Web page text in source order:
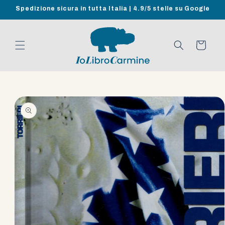
direttamente
ai contenuti
Spedizione sicura in tutta Italia | 4.9/5 stelle su Google
Carrello
Passa alle
informazioni
sul prodotto